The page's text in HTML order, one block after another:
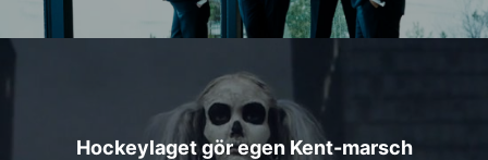
Hockeylaget gör egen Kent-marsch